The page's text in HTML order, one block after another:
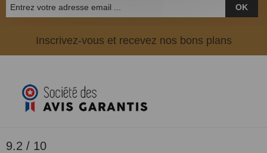
OK
Inscrivez-vous et recevez nos bons plans
9.2 / 10